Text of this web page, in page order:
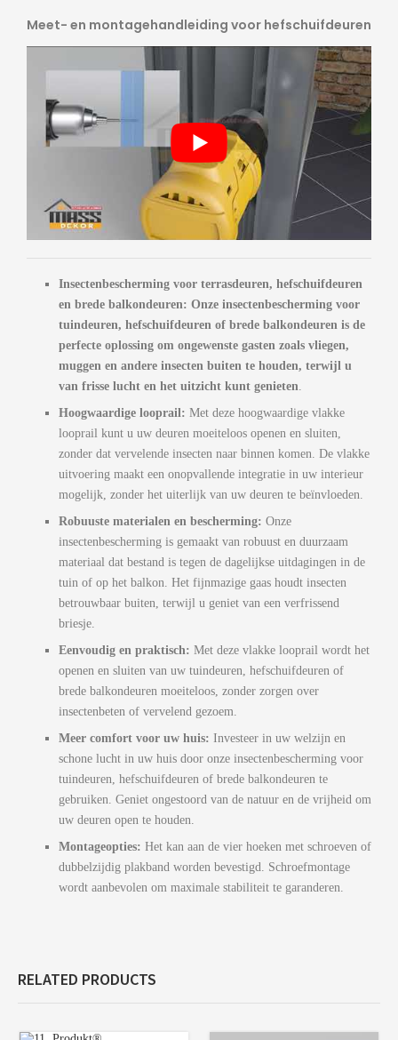
Meet- en montagehandleiding voor hefschuifdeuren
Insectenbescherming voor terrasdeuren, hefschuifdeuren
en brede balkondeuren: Onze insectenbescherming voor
tuindeuren, hefschuifdeuren of brede balkondeuren is de
perfecte oplossing om ongewenste gasten zoals vliegen,
muggen en andere insecten buiten te houden, terwijl u
van frisse lucht en het uitzicht kunt genieten.
Hoogwaardige looprail: Met deze hoogwaardige vlakke
looprail kunt u uw deuren moeiteloos openen en sluiten,
zonder dat vervelende insecten naar binnen komen. De vlakke
uitvoering maakt een onopvallende integratie in uw interieur
mogelijk, zonder het uiterlijk van uw deuren te beïnvloeden.
Robuuste materialen en bescherming: Onze
insectenbescherming is gemaakt van robuust en duurzaam
materiaal dat bestand is tegen de dagelijkse uitdagingen in de
tuin of op het balkon. Het fijnmazige gaas houdt insecten
betrouwbaar buiten, terwijl u geniet van een verfrissend
briesje.
Eenvoudig en praktisch: Met deze vlakke looprail wordt het
openen en sluiten van uw tuindeuren, hefschuifdeuren of
brede balkondeuren moeiteloos, zonder zorgen over
insectenbeten of vervelend gezoem.
Meer comfort voor uw huis: Investeer in uw welzijn en
schone lucht in uw huis door onze insectenbescherming voor
tuindeuren, hefschuifdeuren of brede balkondeuren te
gebruiken. Geniet ongestoord van de natuur en de vrijheid om
uw deuren open te houden.
Montageopties: Het kan aan de vier hoeken met schroeven of
dubbelzijdig plakband worden bevestigd. Schroefmontage
wordt aanbevolen om maximale stabiliteit te garanderen.
RELATED PRODUCTS